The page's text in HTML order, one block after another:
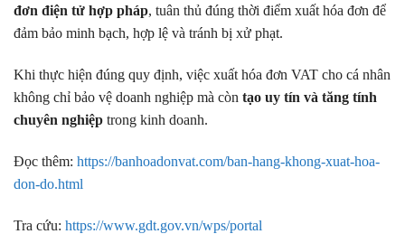
đơn điện tử hợp pháp, tuân thủ đúng thời điểm xuất hóa đơn để
đảm bảo minh bạch, hợp lệ và tránh bị xử phạt.
Khi thực hiện đúng quy định, việc xuất hóa đơn VAT cho cá nhân
không chỉ bảo vệ doanh nghiệp mà còn tạo uy tín và tăng tính
chuyên nghiệp trong kinh doanh.
Đọc thêm: https://banhoadonvat.com/ban-hang-khong-xuat-hoa-
don-do.html
Tra cứu: https://www.gdt.gov.vn/wps/portal